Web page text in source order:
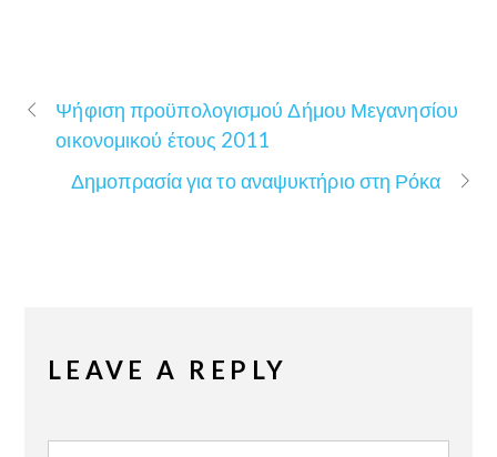
Ψήφιση προϋπολογισμού Δήμου Μεγανησίου
οικονομικού έτους 2011
Δημοπρασία για το αναψυκτήριο στη Ρόκα
LEAVE A REPLY